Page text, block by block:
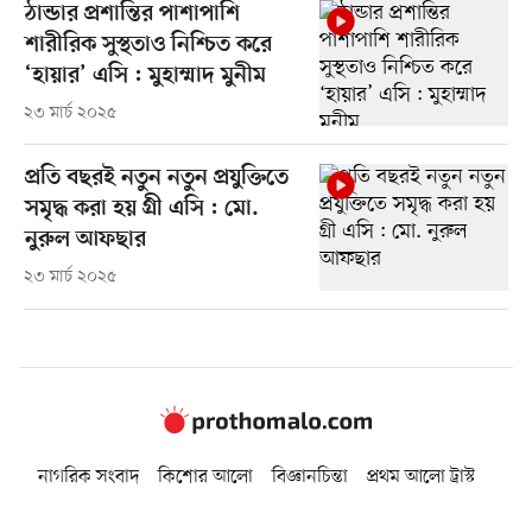
ঠান্ডার প্রশান্তির পাশাপাশি
শারীরিক সুস্থতাও নিশ্চিত করে
‘হায়ার’ এসি : মুহাম্মাদ মুনীম
২৩ মার্চ ২০২৫
প্রতি বছরই নতুন নতুন প্রযুক্তিতে
সমৃদ্ধ করা হয় গ্রী এসি : মো.
নুরুল আফছার
২৩ মার্চ ২০২৫
নাগরিক সংবাদ কিশোর আলো বিজ্ঞানচিন্তা
প্রথম আলো ট্রাস্ট